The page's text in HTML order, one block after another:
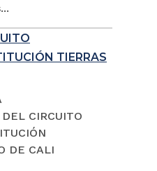
TIERRAS
CIRCUITO
DE CALI